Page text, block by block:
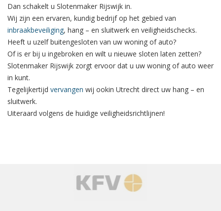
Dan schakelt u Slotenmaker Rijswijk in.
Wij zijn een ervaren, kundig bedrijf op het gebied van
inbraakbeveiliging, hang – en sluitwerk en veiligheidschecks.
Heeft u uzelf buitengesloten van uw woning of auto?
Of is er bij u ingebroken en wilt u nieuwe sloten laten zetten?
Slotenmaker Rijswijk zorgt ervoor dat u uw woning of auto weer
in kunt.
Tegelijkertijd vervangen wij ookin Utrecht direct uw hang – en
sluitwerk.
Uiteraard volgens de huidige veiligheidsrichtlijnen!